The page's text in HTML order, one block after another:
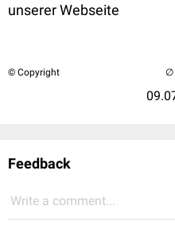
unserer Webseite
© Copyright
Feedback
Write a comment...